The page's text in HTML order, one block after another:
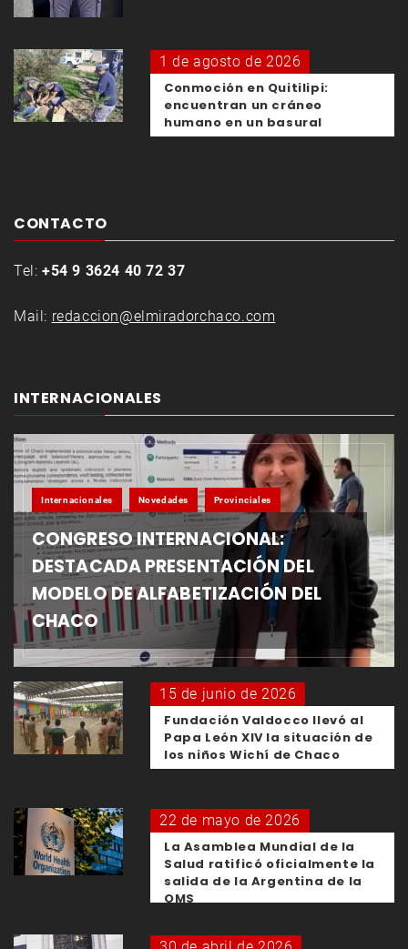
1 de agosto de 2026
Conmoción en Quitilipi:
encuentran un cráneo
humano en un basural
CONTACTO
Tel: +54 9 3624 40 72 37
Mail: redaccion@elmiradorchaco.com
INTERNACIONALES
Internacionales Novedades Provinciales
CONGRESO INTERNACIONAL:
DESTACADA PRESENTACIÓN DEL
MODELO DE ALFABETIZACIÓN DEL
CHACO
15 de junio de 2026
Fundación Valdocco llevó al
Papa León XIV la situación de
los niños Wichí de Chaco
22 de mayo de 2026
La Asamblea Mundial de la
Salud ratificó oficialmente la
salida de la Argentina de la
OMS